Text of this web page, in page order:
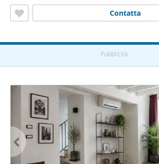
Contatta
Pubblicità